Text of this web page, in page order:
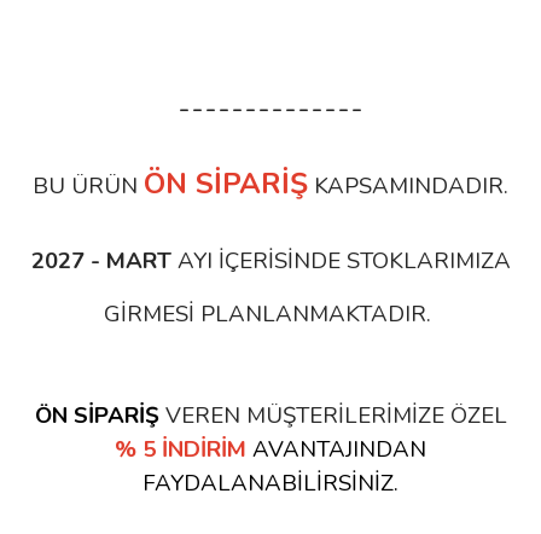
--------------
BU ÜRÜN ÖN SİPARİŞ KAPSAMINDADIR.
2027 - MART AYI İÇERİSİNDE STOKLARIMIZA
GİRMESİ PLANLANMAKTADIR.
ÖN SİPARİŞVEREN MÜŞTERİLERİMİZE ÖZEL
% 5 İNDİRİM AVANTAJINDAN
FAYDALANABİLİRSİNİZ.